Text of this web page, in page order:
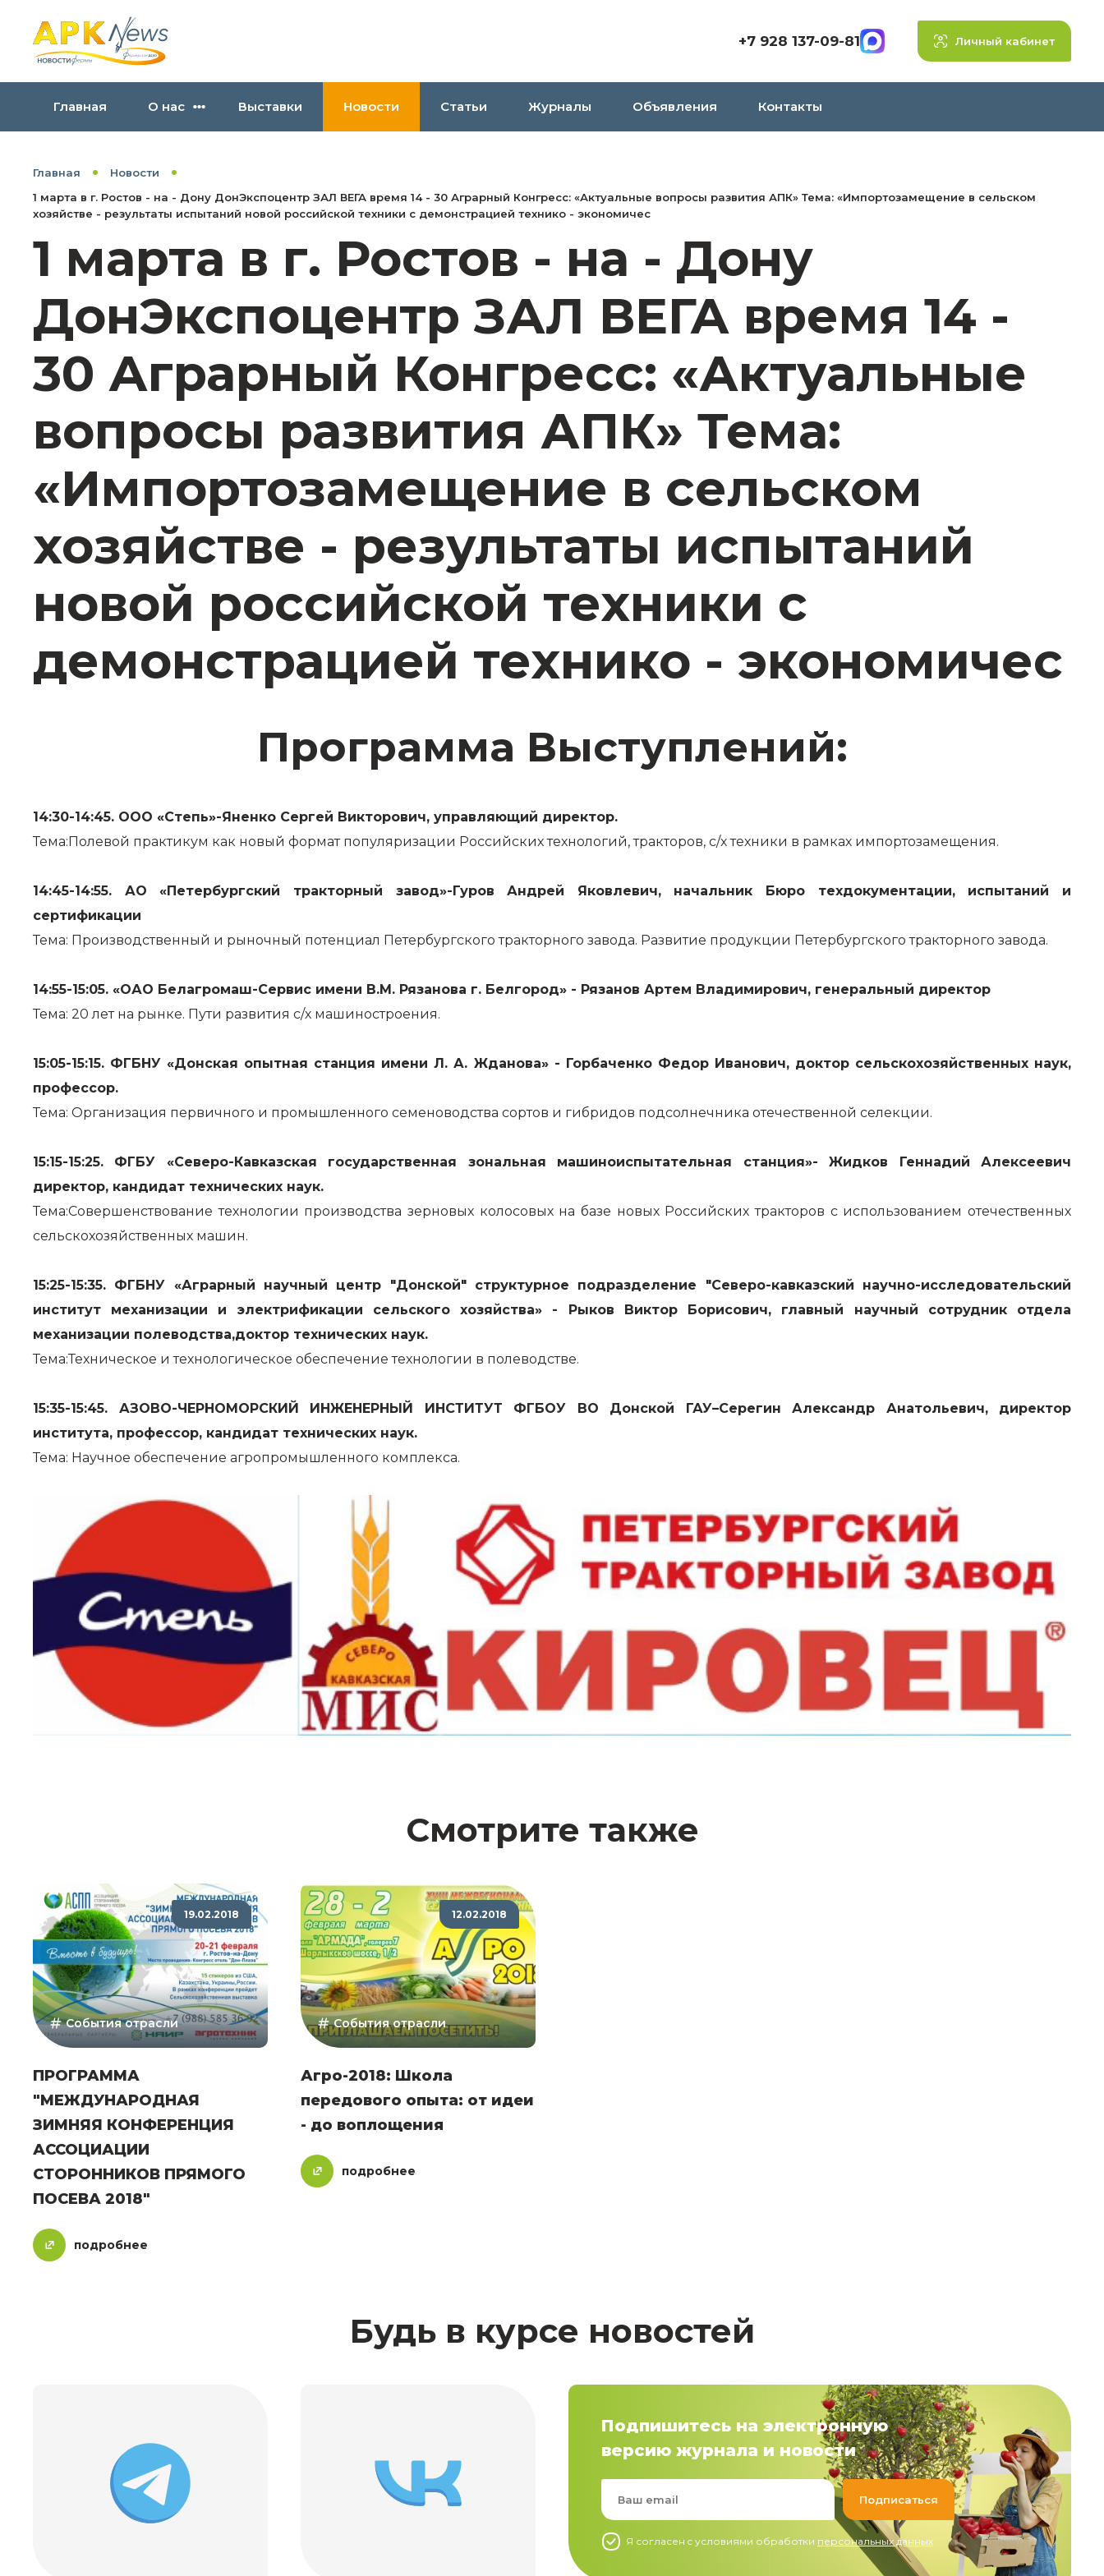
+7 928 137-09-81 Личный кабинет
Главная О нас Выставки Новости Статьи Журналы Объявления Контакты
Главная
Новости
1 марта в г. Ростов - на - Дону ДонЭкспоцентр ЗАЛ ВЕГА время 14 - 30 Аграрный Конгресс: «Актуальные вопросы развития АПК» Тема: «Импортозамещение в сельском
хозяйстве - результаты испытаний новой российской техники с демонстрацией технико - экономичес
1 марта в г. Ростов - на - Дону
ДонЭкспоцентр ЗАЛ ВЕГА время 14 -
30 Аграрный Конгресс: «Актуальные
вопросы развития АПК» Тема:
«Импортозамещение в сельском
хозяйстве - результаты испытаний
новой российской техники с
демонстрацией технико - экономичес
Программа Выступлений:
14:30-14:45. ООО «Степь»-Яненко Сергей Викторович, управляющий директор.
Тема:Полевой практикум как новый формат популяризации Российских технологий, тракторов, с/х техники в рамках импортозамещения.
14:45-14:55. АО «Петербургский тракторный завод»-Гуров Андрей Яковлевич, начальник Бюро техдокументации, испытаний и
сертификации
Тема: Производственный и рыночный потенциал Петербургского тракторного завода. Развитие продукции Петербургского тракторного завода.
14:55-15:05. «ОАО Белагромаш-Сервис имени В.М. Рязанова г. Белгород» - Рязанов Артем Владимирович, генеральный директор
Тема: 20 лет на рынке. Пути развития с/х машиностроения.
15:05-15:15. ФГБНУ «Донская опытная станция имени Л. А. Жданова» - Горбаченко Федор Иванович, доктор сельскохозяйственных наук,
профессор.
Тема: Организация первичного и промышленного семеноводства сортов и гибридов подсолнечника отечественной селекции.
15:15-15:25. ФГБУ «Северо-Кавказская государственная зональная машиноиспытательная станция»- Жидков Геннадий Алексеевич
директор, кандидат технических наук.
Тема:Совершенствование технологии производства зерновых колосовых на базе новых Российских тракторов с использованием отечественных
сельскохозяйственных машин.
15:25-15:35. ФГБНУ «Аграрный научный центр "Донской" структурное подразделение "Северо-кавказский научно-исследовательский
институт механизации и электрификации сельского хозяйства» - Рыков Виктор Борисович, главный научный сотрудник отдела
механизации полеводства,доктор технических наук.
Тема:Техническое и технологическое обеспечение технологии в полеводстве.
15:35-15:45. АЗОВО-ЧЕРНОМОРСКИЙ ИНЖЕНЕРНЫЙ ИНСТИТУТ ФГБОУ ВО Донской ГАУ–Серегин Александр Анатольевич, директор
института, профессор, кандидат технических наук.
Тема: Научное обеспечение агропромышленного комплекса.
Смотрите также
19.02.2018
События отрасли
ПРОГРАММА
"МЕЖДУНАРОДНАЯ
ЗИМНЯЯ КОНФЕРЕНЦИЯ
АССОЦИАЦИИ
СТОРОННИКОВ ПРЯМОГО
ПОСЕВА 2018"
подробнее
12.02.2018
События отрасли
Агро-2018: Школа
передового опыта: от идеи
- до воплощения
подробнее
Будь в курсе новостей
Подпишитесь на электронную
версию журнала и новости
Я согласен c условиями обработки персональных данных